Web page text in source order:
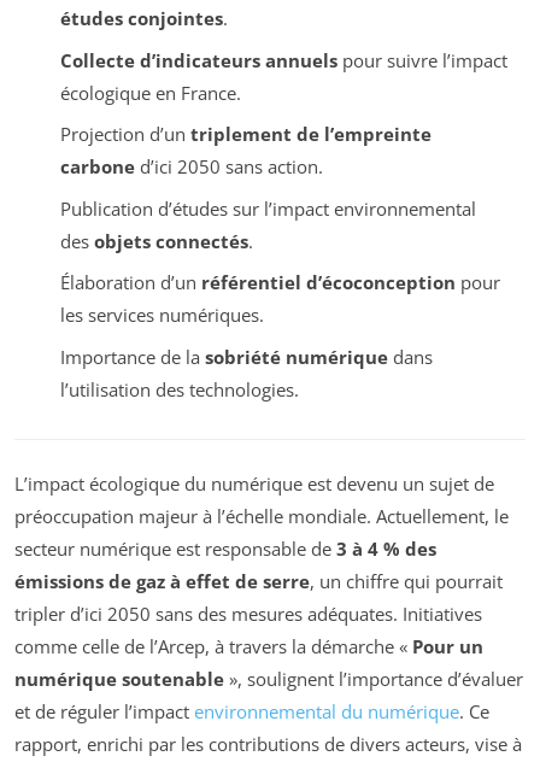
études conjointes.
Collecte d’indicateurs annuelspour suivre l’impact
écologique en France.
Projection d’un triplement de l’empreinte
carboned’ici 2050 sans action.
Publication d’études sur l’impact environnemental
des objets connectés.
Élaboration d’un référentiel d’écoconception pour
les services numériques.
Importance de la sobriété numériquedans
l’utilisation des technologies.
L’impact écologique du numérique est devenu un sujet de
préoccupation majeur à l’échelle mondiale. Actuellement, le
secteur numérique est responsable de 3 à 4 % des
émissions de gaz à effet de serre, un chiffre qui pourrait
tripler d’ici 2050 sans des mesures adéquates. Initiatives
comme celle de l’Arcep, à travers la démarche « Pour un
numérique soutenable », soulignent l’importance d’évaluer
et de réguler l’impact environnemental du numérique. Ce
rapport, enrichi par les contributions de divers acteurs, vise à